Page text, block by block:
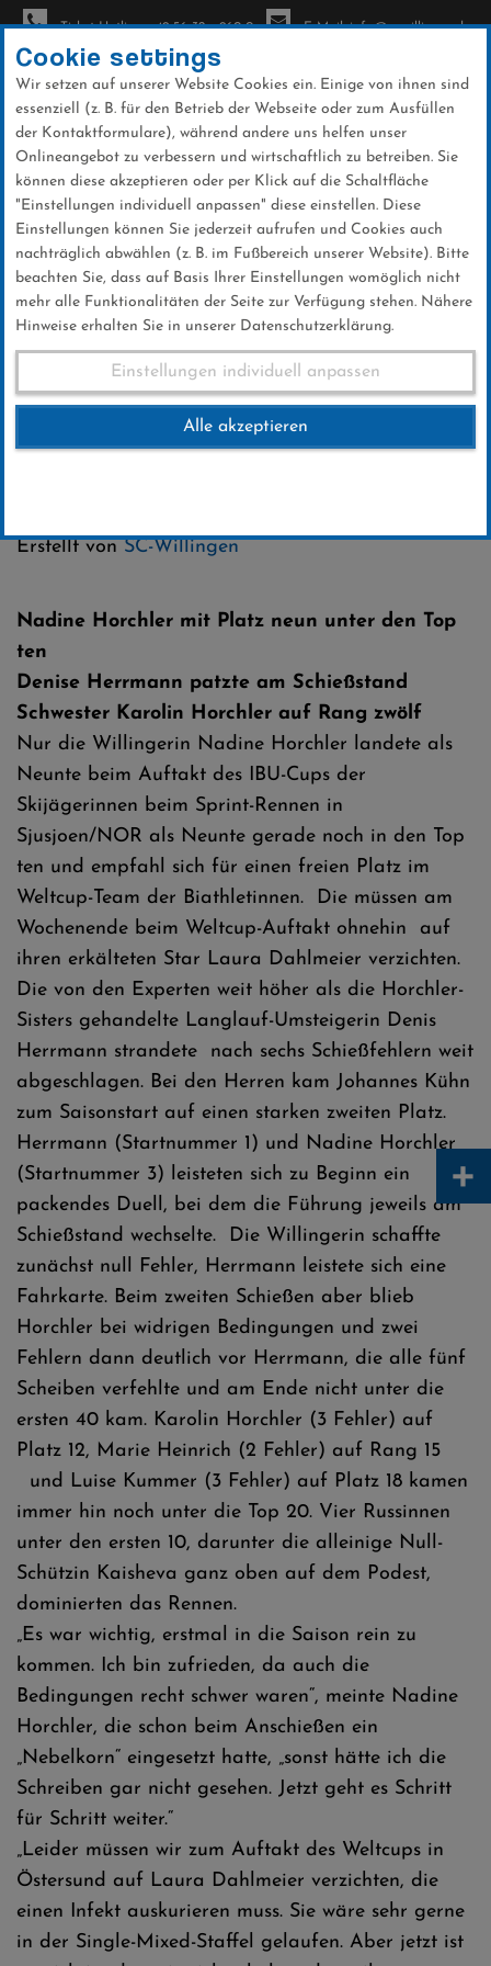
Direkt
zum
Inhalt
Ticket-Hotline: +49 56 32 - 960-0 E-Mail: info@sc-willingen.de
News
Biathlon IBU-Cup
Sjusjoen/NOR Sprint
Erstellt vonSC-Willingen
Nadine Horchler mit Platz neun unter den Top
ten
Denise Herrmann patzte am Schießstand
Schwester Karolin Horchler auf Rang zwölf
Nur die Willingerin Nadine Horchler landete als
Neunte beim Auftakt des IBU-Cups der
Skijägerinnen beim Sprint-Rennen in
Sjusjoen/NOR als Neunte gerade noch in den Top
ten und empfahl sich für einen freien Platz im
Weltcup-Team der Biathletinnen. Die müssen am
Wochenende beim Weltcup-Auftakt ohnehin auf
ihren erkälteten Star Laura Dahlmeier verzichten.
Die von den Experten weit höher als die Horchler-
Sisters gehandelte Langlauf-Umsteigerin Denis
Herrmann strandete nach sechs Schießfehlern weit
abgeschlagen. Bei den Herren kam Johannes Kühn
zum Saisonstart auf einen starken zweiten Platz.
Herrmann (Startnummer 1) und Nadine Horchler
(Startnummer 3) leisteten sich zu Beginn ein
packendes Duell, bei dem die Führung jeweils am
Schießstand wechselte. Die Willingerin schaffte
zunächst null Fehler, Herrmann leistete sich eine
Fahrkarte. Beim zweiten Schießen aber blieb
Horchler bei widrigen Bedingungen und zwei
Fehlern dann deutlich vor Herrmann, die alle fünf
Scheiben verfehlte und am Ende nicht unter die
ersten 40 kam. Karolin Horchler (3 Fehler) auf
Platz 12, Marie Heinrich (2 Fehler) auf Rang 15
und Luise Kummer (3 Fehler) auf Platz 18 kamen
immer hin noch unter die Top 20. Vier Russinnen
unter den ersten 10, darunter die alleinige Null-
Schützin Kaisheva ganz oben auf dem Podest,
dominierten das Rennen.
„Es war wichtig, erstmal in die Saison rein zu
kommen. Ich bin zufrieden, da auch die
Bedingungen recht schwer waren“, meinte Nadine
Horchler, die schon beim Anschießen ein
„Nebelkorn“ eingesetzt hatte, „sonst hätte ich die
Schreiben gar nicht gesehen. Jetzt geht es Schritt
für Schritt weiter.“
„Leider müssen wir zum Auftakt des Weltcups in
Östersund auf Laura Dahlmeier verzichten, die
einen Infekt auskurieren muss. Sie wäre sehr gerne
in der Single-Mixed-Staffel gelaufen. Aber jetzt ist
Cookie settings
Wir setzen auf unserer Website Cookies ein. Einige von ihnen sind
essenziell (z. B. für den Betrieb der Webseite oder zum Ausfüllen
der Kontaktformulare), während andere uns helfen unser
Onlineangebot zu verbessern und wirtschaftlich zu betreiben. Sie
können diese akzeptieren oder per Klick auf die Schaltfläche
"Einstellungen individuell anpassen" diese einstellen. Diese
Einstellungen können Sie jederzeit aufrufen und Cookies auch
nachträglich abwählen (z. B. im Fußbereich unserer Website). Bitte
beachten Sie, dass auf Basis Ihrer Einstellungen womöglich nicht
mehr alle Funktionalitäten der Seite zur Verfügung stehen. Nähere
Hinweise erhalten Sie in unserer Datenschutzerklärung.
Einstellungen individuell anpassen
Alle akzeptieren
+